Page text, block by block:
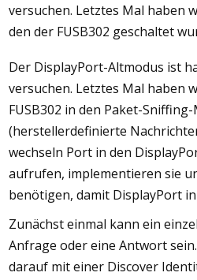
May 16, 2023
sind
versuchen. Letztes Mal haben
den der FUSB302 geschaltet
Der DisplayPort-Altmodus ist
versuchen. Letztes Mal haben
FUSB302 in den Paket-
(herstellerdefinierte
wechseln Port in den
aufrufen, implementieren sie
benötigen, damit DisplayPort
Zunächst einmal kann ein
Anfrage oder eine Antwort
darauf mit einer Discover